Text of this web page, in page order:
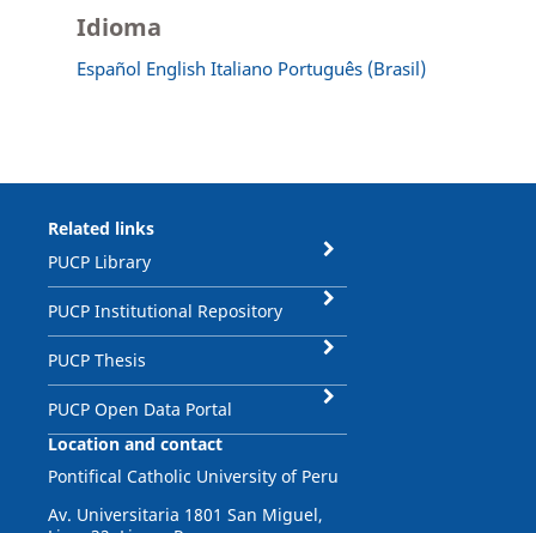
Idioma
Español English Italiano Português (Brasil)
Related links
PUCP Library
PUCP Institutional Repository
PUCP Thesis
PUCP Open Data Portal
Location and contact
Pontifical Catholic University of Peru
Av. Universitaria 1801 San Miguel,